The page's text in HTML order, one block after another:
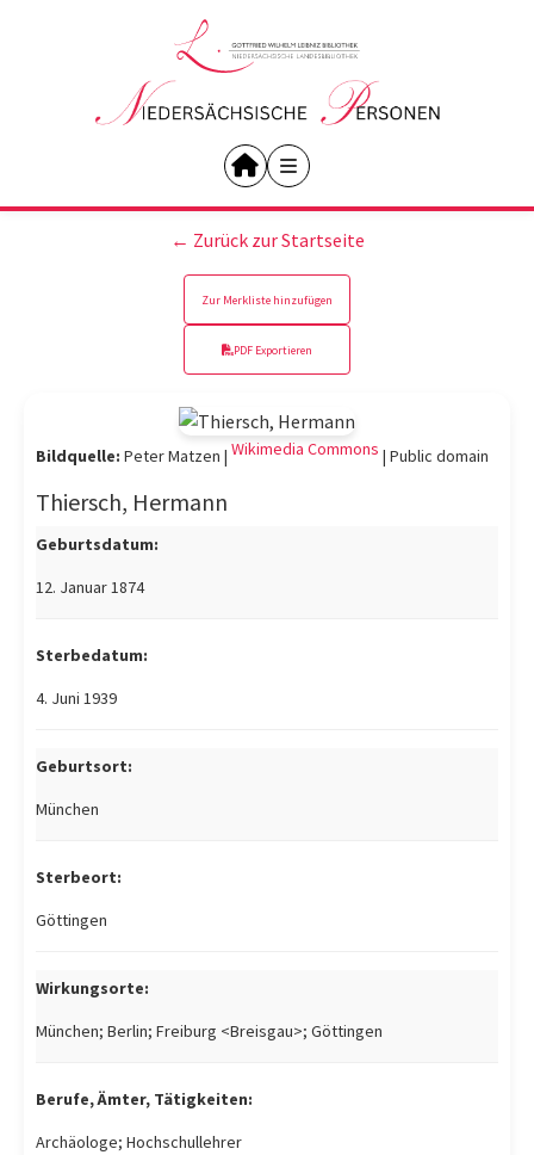
← Zurück zur Startseite
Zur Merkliste hinzufügen
PDF Exportieren
Thiersch, Hermann
Geburtsdatum:
12. Januar 1874
Sterbedatum:
4. Juni 1939
Geburtsort:
München
Sterbeort:
Göttingen
Wirkungsorte:
München; Berlin; Freiburg <Breisgau>; Göttingen
Berufe, Ämter, Tätigkeiten:
Archäologe; Hochschullehrer
Bildquelle: Peter Matzen | Wikimedia Commons | Public domain